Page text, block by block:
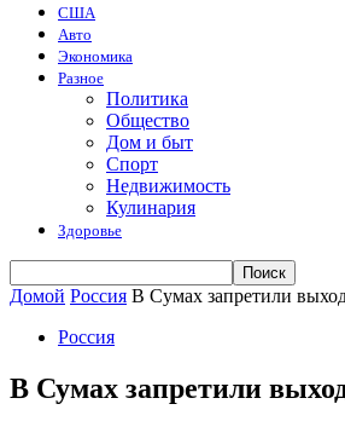
США
Авто
Экономика
Разное
Политика
Общество
Дом и быт
Спорт
Недвижимость
Кулинария
Здоровье
Домой Россия В Сумах запретили
Россия
В Сумах запретили